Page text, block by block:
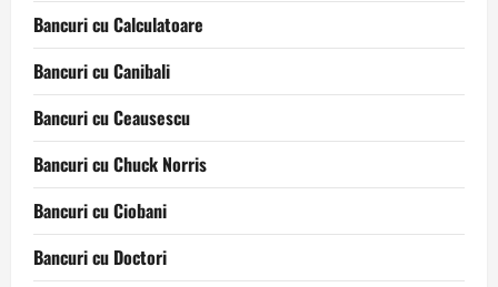
Bancuri cu Calculatoare
Bancuri cu Canibali
Bancuri cu Ceausescu
Bancuri cu Chuck Norris
Bancuri cu Ciobani
Bancuri cu Doctori